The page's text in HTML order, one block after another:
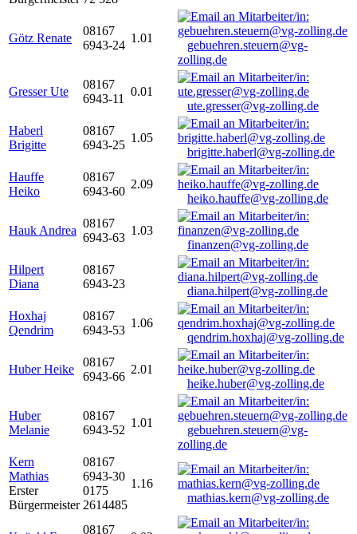
Götz Renate
08167
6943-24
1.01
gebuehren.steuern@vg-
zolling.de
Gresser Ute
08167
6943-11
0.01
ute.gresser@vg-zolling.de
Haberl
Brigitte
08167
6943-25
1.05
brigitte.haberl@vg-zolling.de
Hauffe
Heiko
08167
6943-60
2.09
heiko.hauffe@vg-zolling.de
Hauk Andrea
08167
6943-63
1.03
finanzen@vg-zolling.de
Hilpert
Diana
08167
6943-23
diana.hilpert@vg-zolling.de
Hoxhaj
Qendrim
08167
6943-53
1.06
qendrim.hoxhaj@vg-zolling.de
Huber Heike
08167
6943-66
2.01
heike.huber@vg-zolling.de
Huber
Melanie
08167
6943-52
1.01
gebuehren.steuern@vg-
zolling.de
Kern
Mathias
Erster
Bürgermeister
08167
6943-30
0175
2614485
1.16
mathias.kern@vg-zolling.de
08167